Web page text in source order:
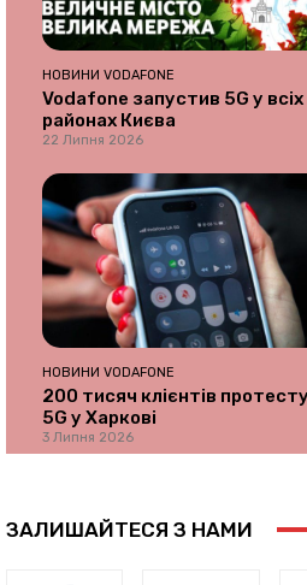
НОВИНИ VODAFONE
Vodafone запустив 5G у всіх
районах Києва
22 Липня 2026
НОВИНИ VODAFONE
200 тисяч клієнтів
5G у Харкові
3 Липня 2026
ЗАЛИШАЙТЕСЯ З НАМИ